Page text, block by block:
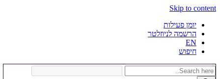
Skip to content
יומן פעילות
הרשמה לניוזלטר
EN
חיפוש